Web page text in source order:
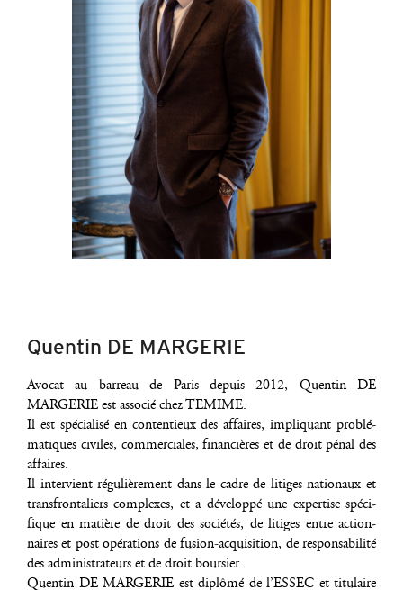
Quentin DE MARGERIE
Avo­cat au bar­reau de Paris depuis 2012, Quen­tin DE
MARGERIE est asso­cié chez TEMIME.
Il est spé­cia­li­sé en conten­tieux des affaires, impli­quant pro­blé­
ma­tiques civiles, com­mer­ciales, finan­cières et de droit pénal des
affaires.
Il inter­vient régu­liè­re­ment dans le cadre de litiges natio­naux et
trans­fron­ta­liers com­plexes, et a déve­lop­pé une exper­tise spé­ci­
fique en matière de droit des socié­tés, de litiges entre action­
naires et post opé­ra­tions de fusion-acqui­si­tion, de res­pon­sa­bi­li­té
des admi­nis­tra­teurs et de droit boursier.
Quen­tin DE MARGERIE est diplô­mé de l’ES­SEC et titu­laire